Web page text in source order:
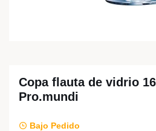
Copa flauta de vidrio
Pro.mundi
Bajo Pedido